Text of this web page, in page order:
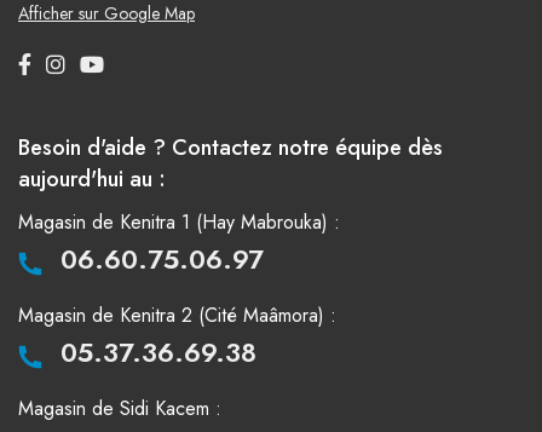
Afficher sur Google Map
Besoin d'aide ? Contactez notre équipe dès
aujourd'hui au :
Magasin de Kenitra 1 (Hay Mabrouka) :
06.60.75.06.97
Magasin de Kenitra 2 (Cité Maâmora) :
05.37.36.69.38
Magasin de Sidi Kacem :